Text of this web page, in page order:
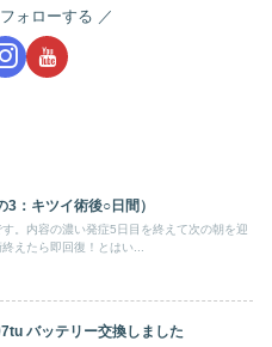
ォローする
3：キツイ術後○日間）
す。内容の濃い発症5日目を終えて次の朝を迎
えたら即回復！とはい...
バッテリー交換しました